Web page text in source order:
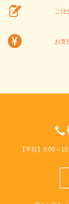
ご注
お支
【平日】9:00～